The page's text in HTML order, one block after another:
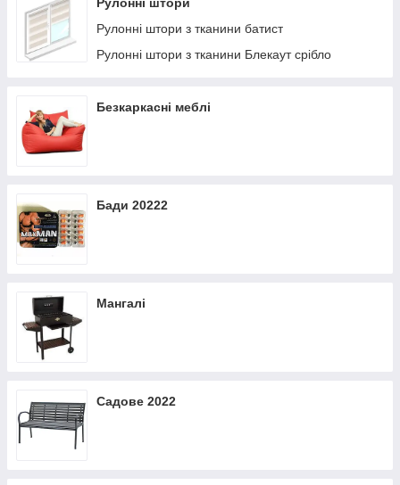
Рулонні штори з тканини батист
Рулонні штори з тканини Блекаут срібло
Безкаркасні меблі
Бади 20222
Мангалі
Садове 2022